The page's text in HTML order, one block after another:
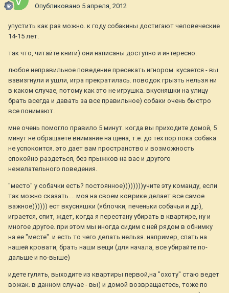
Опубликовано 5 апреля, 2012
упустить как раз можно. к году собакины достигают человеческие
14-15 лет.
так что, читайте книги) они написаны доступно и интересно.
любое неправильное поведение пресекать игнором. кусается - вы
взвизгнули и ушли, игра прекратилась. поводок грызть нельзя ни
в каком случае, потому как это не игрушка. вкусняшки на улицу
брать всегда и давать за все правильное) собаки очень быстро
все понимают.
мне очень помогло правило 5 минут. когда вы приходите домой, 5
минут не обращаете внимание на щена, т.е. до тех пор пока собака
не успокоится. это дает вам пространство и возможность
спокойно раздеться, без прыжков на вас и другого
нежелательного поведения.
"место" у собачки есть? постоянное))))))))учите эту команду, если
так можно сказать.... моя на своем коврике делает все самое
важное)))))) ест вкусняшки (яблочки, печеньки собачьи и др),
играется, спит, ждет, когда я перестану убирать в квартире, ну и
многое другое. при этом мы иногда сидим с ней рядом в обнимку
на ее "месте". и есть то чего делать нельзя. например, спать на
нашей кровати, брать наши вещи (для начала, все убирайте по-
дальше и по-выше)
идете гулять, выходите из квартиры первой,на "охоту" стаю ведет
вожак. в данном случае - вы) и домой возвращаетесь, тоже по